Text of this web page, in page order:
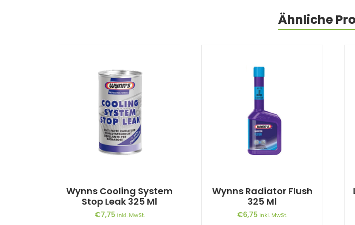
Ähnliche
Wynns Cooling System
Stop Leak 325 Ml
€7,75 inkl. MwSt.
Wynns Radiator Flush
325 Ml
€6,75 inkl. MwSt.